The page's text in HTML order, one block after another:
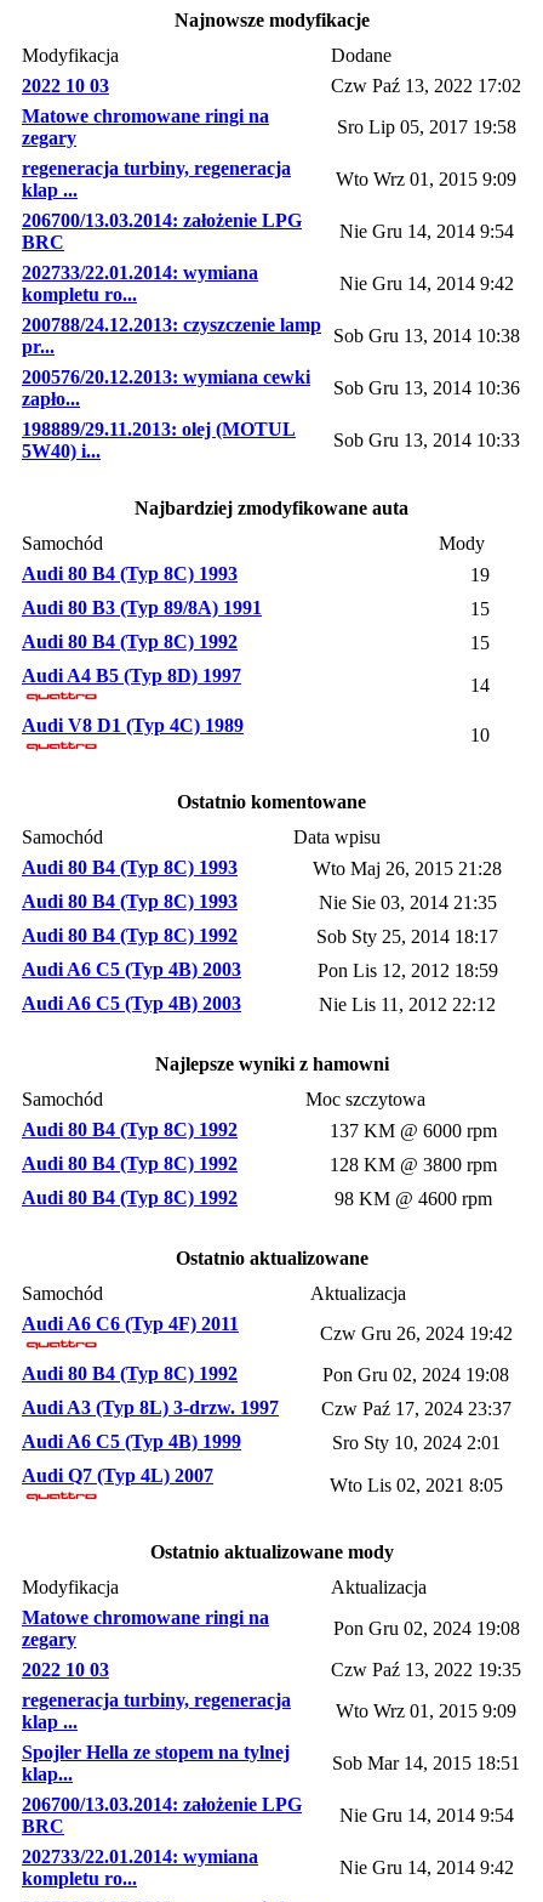
Najnowsze modyfikacje
Modyfikacja
Dodane
2022 10 03
Czw Paź 13, 2022 17:02
Matowe chromowane ringi na
zegary
Sro Lip 05, 2017 19:58
regeneracja turbiny, regeneracja
klap ...
Wto Wrz 01, 2015 9:09
206700/13.03.2014: założenie LPG
BRC
Nie Gru 14, 2014 9:54
202733/22.01.2014: wymiana
kompletu ro...
Nie Gru 14, 2014 9:42
200788/24.12.2013: czyszczenie lamp
pr...
Sob Gru 13, 2014 10:38
200576/20.12.2013: wymiana cewki
zapło...
Sob Gru 13, 2014 10:36
198889/29.11.2013: olej (MOTUL
5W40) i...
Sob Gru 13, 2014 10:33
Najbardziej zmodyfikowane auta
Samochód
Mody
Audi 80 B4 (Typ 8C) 1993
19
Audi 80 B3 (Typ 89/8A) 1991
15
Audi 80 B4 (Typ 8C) 1992
15
Audi A4 B5 (Typ 8D) 1997
14
Audi V8 D1 (Typ 4C) 1989
10
Ostatnio komentowane
Samochód
Data wpisu
Audi 80 B4 (Typ 8C) 1993
Wto Maj 26, 2015 21:28
Audi 80 B4 (Typ 8C) 1993
Nie Sie 03, 2014 21:35
Audi 80 B4 (Typ 8C) 1992
Sob Sty 25, 2014 18:17
Audi A6 C5 (Typ 4B) 2003
Pon Lis 12, 2012 18:59
Audi A6 C5 (Typ 4B) 2003
Nie Lis 11, 2012 22:12
Najlepsze wyniki z hamowni
Samochód
Moc szczytowa
Audi 80 B4 (Typ 8C) 1992
137 KM @ 6000 rpm
Audi 80 B4 (Typ 8C) 1992
128 KM @ 3800 rpm
Audi 80 B4 (Typ 8C) 1992
98 KM @ 4600 rpm
Ostatnio aktualizowane
Samochód
Aktualizacja
Audi A6 C6 (Typ 4F) 2011
Czw Gru 26, 2024 19:42
Audi 80 B4 (Typ 8C) 1992
Pon Gru 02, 2024 19:08
Audi A3 (Typ 8L) 3-drzw. 1997
Czw Paź 17, 2024 23:37
Audi A6 C5 (Typ 4B) 1999
Sro Sty 10, 2024 2:01
Audi Q7 (Typ 4L) 2007
Wto Lis 02, 2021 8:05
Ostatnio aktualizowane mody
Modyfikacja
Aktualizacja
Matowe chromowane ringi na
zegary
Pon Gru 02, 2024 19:08
2022 10 03
Czw Paź 13, 2022 19:35
regeneracja turbiny, regeneracja
klap ...
Wto Wrz 01, 2015 9:09
Spojler Hella ze stopem na tylnej
klap...
Sob Mar 14, 2015 18:51
206700/13.03.2014: założenie LPG
BRC
Nie Gru 14, 2014 9:54
202733/22.01.2014: wymiana
kompletu ro...
Nie Gru 14, 2014 9:42